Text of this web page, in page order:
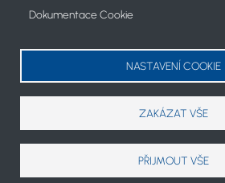
Dokumentace Cookie
NASTAVENÍ COOKIE
ZAKÁZAT VŠE
PŘIJMOUT VŠE
Koncept projektu a články: